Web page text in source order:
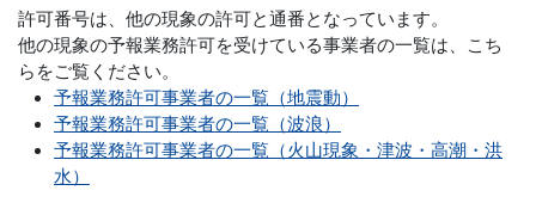
許可番号は、他の現象の許可と通番となっています。
他の現象の予報業務許可を受けている事業者の一覧は、こち
らをご覧ください。
予報業務許可事業者の一覧（地震動）
予報業務許可事業者の一覧（波浪）
予報業務許可事業者の一覧（火山現象・津波・高潮・洪
水）